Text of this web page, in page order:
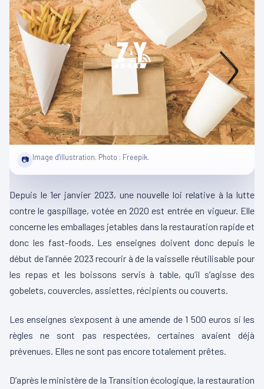
📷 Image d'illustration. Photo : Freepik.
Depuis le 1er janvier 2023, une nouvelle loi relative à la lutte
contre le gaspillage, votée en 2020 est entrée en vigueur. Elle
concerne les emballages jetables dans la restauration rapide et
donc les fast-foods.
Les enseignes doivent donc depuis le
début de l’année 2023 recourir à de la vaisselle réutilisable pour
les repas et les boissons servis à table, qu’il s’agisse des
gobelets, couvercles, assiettes, récipients ou couverts.
Les enseignes s’exposent à une amende de 1 500 euros si les
règles ne sont pas respectées, certaines avaient déjà
prévenues. Elles ne sont pas encore totalement prêtes.
D’après le ministère de la Transition écologique, la restauration